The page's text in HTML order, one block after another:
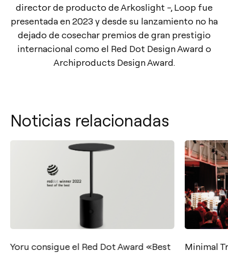
director de producto de Arkoslight -, Loop fue
presentada en 2023 y desde su lanzamiento no ha
dejado de cosechar premios de gran prestigio
internacional como el Red Dot Design Award o
Archiproducts Design Award.
Noticias relacionadas
Yoru consigue el Red Dot Award «Best
Minimal